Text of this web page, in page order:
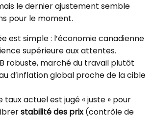
le dernier ajustement semble
pour le moment.
est simple : l’économie canadienne
supérieure aux attentes.
robuste, marché du travail plutôt
d’inflation global proche de la cible
actuel est jugé « juste » pour
stabilité des prix(contrôle de